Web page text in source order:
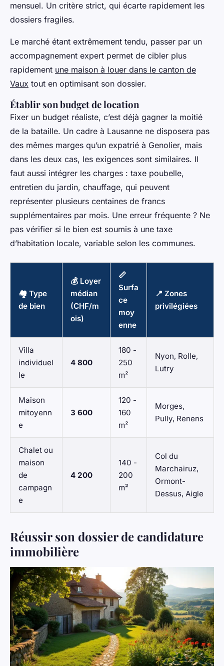
mensuel. Un critère strict, qui écarte rapidement les
dossiers fragiles.
Le marché étant extrêmement tendu, passer par un
accompagnement expert permet de cibler plus
rapidement une maison à louer dans le canton de
Vaux tout en optimisant son dossier.
Établir son budget de location
Fixer un budget réaliste, c’est déjà gagner la moitié
de la bataille. Un cadre à Lausanne ne disposera pas
des mêmes marges qu’un expatrié à Genolier, mais
dans les deux cas, les exigences sont similaires. Il
faut aussi intégrer les charges : taxe poubelle,
entretien du jardin, chauffage, qui peuvent
représenter plusieurs centaines de francs
supplémentaires par mois. Une erreur fréquente ? Ne
pas vérifier si le bien est soumis à une taxe
d’habitation locale, variable selon les communes.
🏘️ Type
de bien
💰 Loyer
médian
(CHF/m
ois)
📏
Surfa
ce
moy
enne
📍 Zones
privilégiées
Villa
individuel
le
4 800
180 -
250
m²
Nyon, Rolle,
Lutry
Maison
mitoyenn
e
3 600
120 -
160
m²
Morges,
Pully, Renens
Chalet ou
maison
de
campagn
e
4 200
140 -
200
m²
Col du
Marchairuz,
Ormont-
Dessus, Aigle
Réussir son dossier de candidature
immobilière